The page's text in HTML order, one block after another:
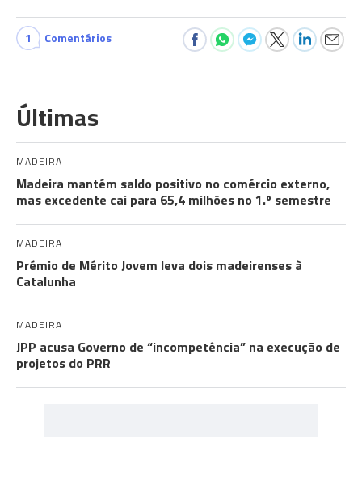
1 Comentários
Últimas
MADEIRA
Madeira mantém saldo positivo no comércio externo,
mas excedente cai para 65,4 milhões no 1.º semestre
MADEIRA
Prémio de Mérito Jovem leva dois madeirenses à
Catalunha
MADEIRA
JPP acusa Governo de “incompetência” na execução de
projetos do PRR